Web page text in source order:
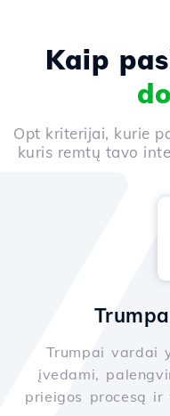
Kaip
Opt kriterijai, kurie
kuris remtų tavo
Trumpai vardai
įvedami,
prieigos procesą